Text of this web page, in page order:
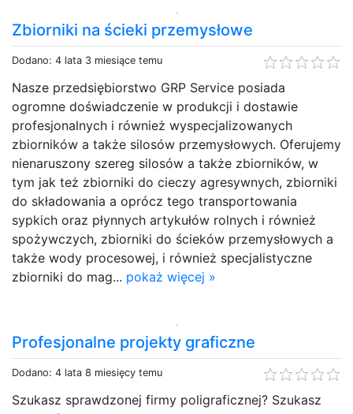
Zbiorniki na ścieki przemysłowe
Dodano: 4 lata 3 miesiące temu
Nasze przedsiębiorstwo GRP Service posiada
ogromne doświadczenie w produkcji i dostawie
profesjonalnych i również wyspecjalizowanych
zbiorników a także silosów przemysłowych. Oferujemy
nienaruszony szereg silosów a także zbiorników, w
tym jak też zbiorniki do cieczy agresywnych, zbiorniki
do składowania a oprócz tego transportowania
sypkich oraz płynnych artykułów rolnych i również
spożywczych, zbiorniki do ścieków przemysłowych a
także wody procesowej, i również specjalistyczne
zbiorniki do mag... pokaż więcej »
Profesjonalne projekty graficzne
Dodano: 4 lata 8 miesięcy temu
Szukasz sprawdzonej firmy poligraficznej? Szukasz